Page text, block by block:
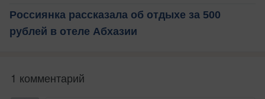
Россиянка рассказала об отдыхе за 500
рублей в отеле Абхазии
1 комментарий